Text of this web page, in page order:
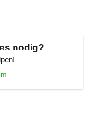
(zie
worden.
nodig?